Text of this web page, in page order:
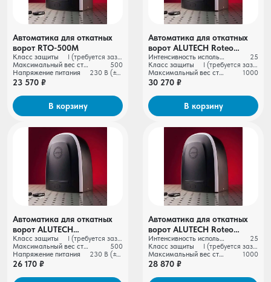
Автоматика для откатных
ворот RTO-500М
Класс защиты
I (требуется заземление)
Максимальный вес створки ворот, кг
500
Напряжение питания
230 В (±10%)
23 570 ₽
В корзину
Автоматика для откатных
ворот ALUTECH Roteo
RTO‑1000MKIT + рейка
ROA8 (5 шт.)
Интенсивность использования
25
Класс защиты
I (требуется заземление)
Максимальный вес створки ворот, кг
1000
30 270 ₽
В корзину
Автоматика для откатных
ворот ALUTECH
RTO‑500MKIT + проводные
фотоэлементы LM‑L
Класс защиты
I (требуется заземление)
Максимальный вес створки ворот, кг
500
Напряжение питания
230 В (±10%)
26 170 ₽
Автоматика для откатных
ворот ALUTECH Roteo
RTO‑1000MKIT + проводные
фотоэлементы LM‑L
Интенсивность использования
25
Класс защиты
I (требуется заземление)
Максимальный вес створки ворот, кг
1000
28 870 ₽